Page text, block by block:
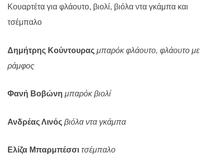
Κουαρτέτα για φλάουτο, βιολί, βιόλα ντα γκάμπα και
τσέμπαλο
Δημήτρης Κούντουρας μπαρόκ φλάουτο, φλάουτο με
ράμφος
Φανή Βοβώνη μπαρόκ βιολί
Ανδρέας Λινός βιόλα ντα γκάμπα
Ελίζα Μπαρμπέσσι τσέμπαλο